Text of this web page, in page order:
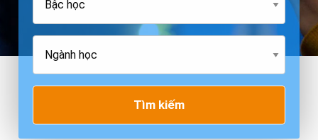
Tìm kiếm